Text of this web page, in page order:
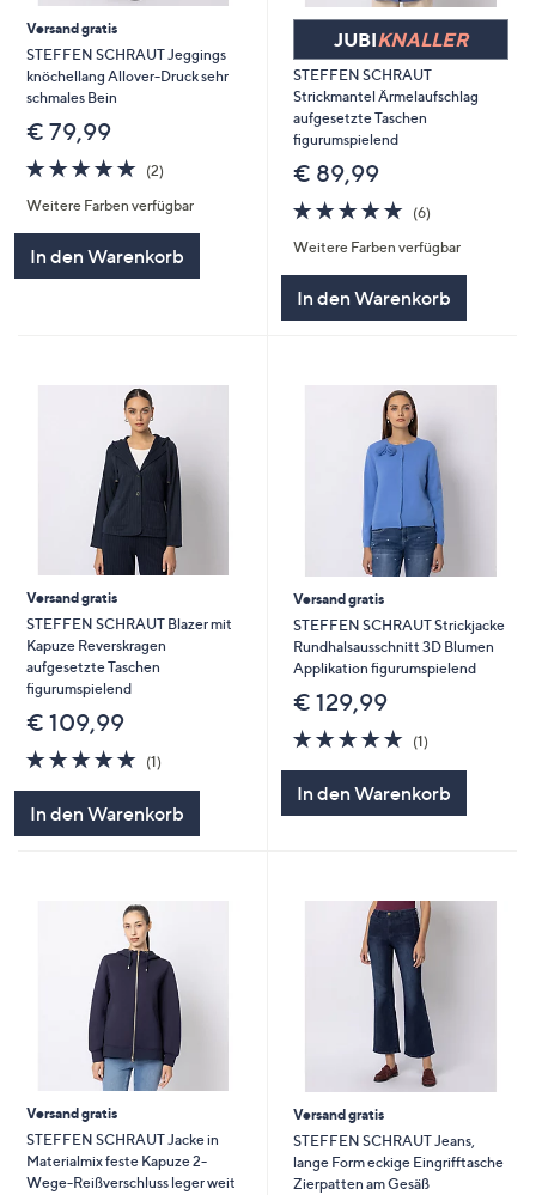
Versand gratis
STEFFEN SCHRAUT Jeggings
knöchellang Allover-Druck sehr
schmales Bein
€ 79,99
5.0
von
5
(2)2
Weitere Farben verfügbar
In den Warenkorb
JUBIKNALLER
STEFFEN SCHRAUT
Strickmantel Ärmelaufschlag
aufgesetzte Taschen
figurumspielend
€ 89,99
5.0
von
5
(6)6
Weitere Farben verfügbar
In den Warenkorb
Versand gratis
STEFFEN SCHRAUT Blazer mit
Kapuze Reverskragen
aufgesetzte Taschen
figurumspielend
€ 109,99
5.0
von
(1)1
In den Warenkorb
Versand gratis
STEFFEN SCHRAUT Strickjacke
Rundhalsausschnitt 3D Blumen
Applikation figurumspielend
€ 129,99
5.0
von
(1)1
In den Warenkorb
Versand gratis
STEFFEN SCHRAUT Jacke in
Materialmix feste Kapuze 2-
Wege-Reißverschluss leger weit
Versand gratis
STEFFEN SCHRAUT Jeans,
lange Form eckige Eingrifftasche
Zierpatten am Gesäß